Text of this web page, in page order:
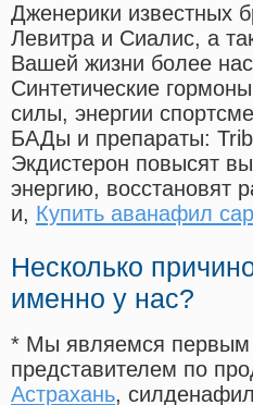
Дженерики известных
Левитра и Сиалис, а
Вашей жизни более
Синтетические
силы, энергии
БАДы и препараты:
Экдистерон повысят
энергию, восстановят
и, Купить аванафил
Несколько
именно у нас?
* Мы являемся первым
представителем по
Астрахань,